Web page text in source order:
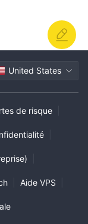
United States
de risque
Aide VPS